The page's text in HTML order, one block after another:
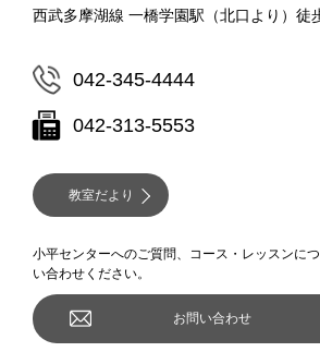
西武多摩湖線 一橋学園駅（北口より）徒
042-345-4444
042-313-5553
教室だより
小平センターへのご質問、コース・レッスンに
い合わせください。
お問い合わせ